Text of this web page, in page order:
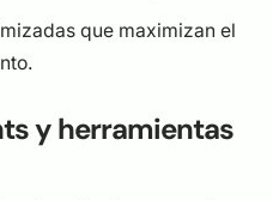
que maximizan el
y herramientas